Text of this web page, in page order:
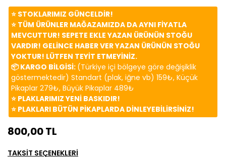
⭐️ STOKLARIMIZ GÜNCELDİR!
⭐️ TÜM ÜRÜNLER MAĞAZAMIZDA DA AYNI FİYATLA
MEVCUTTUR! SEPETE EKLE YAZAN ÜRÜNÜN STOĞU
VARDIR! GELİNCE HABER VER YAZAN ÜRÜNÜN STOĞU
YOKTUR! LÜTFEN TEYİT ETMEYİNİZ.
📦 KARGO BİLGİSİ: (Türkiye içi bölgeye göre değişiklik
göstermektedir) Standart (plak, iğne vb) 159₺, Küçük
Pikaplar 279₺, Büyük Pikaplar 489₺
⭐️ PLAKLARIMIZ YENİ BASKIDIR!
⭐️ PLAKLARI BÜTÜN PİKAPLARDA DİNLEYEBİLİRSİNİZ!
800,00 TL
TAKSİT SEÇENEKLERİ